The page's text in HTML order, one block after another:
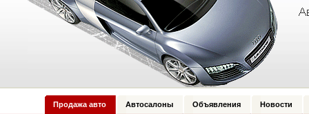
Продажа авто Автосалоны Объявления Новости